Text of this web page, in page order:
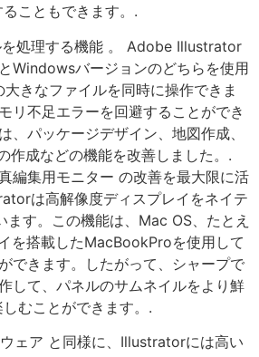
ることもできます。.
を処理する機能 。 Adobe Illustrator
Windowsバージョンのどちらを使用
きなファイルを同時に操作できま
リ不足エラーを回避することができ
、パッケージデザイン、地図作成、
作成などの機能を改善しました。.
編集用モニター の改善を最大限に活
は高解像度ディスプレイをネイテ
ます。この機能は、Mac OS、たとえ
を搭載したMacBookProを使用して
できます。したがって、シャープで
して、パネルのサムネイルをより鮮
しむことができます。.
ェア と同様に、Illustratorには高い